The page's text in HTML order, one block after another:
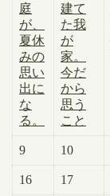
庭
が、
夏休
みの
思い
出に
な
る。
建て
た我
が
家。
今だ
から
思う
こと
9 10
16 17